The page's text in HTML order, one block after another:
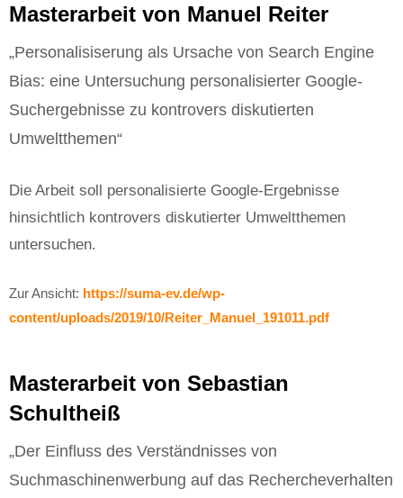
Masterarbeit von Manuel Reiter
„Personalisiserung als Ursache von Search Engine
Bias: eine Untersuchung personalisierter Google-
Suchergebnisse zu kontrovers diskutierten
Umweltthemen“
Die Arbeit soll personalisierte Google-Ergebnisse
hinsichtlich kontrovers diskutierter Umweltthemen
untersuchen.
Zur Ansicht: https://suma-ev.de/wp-
content/uploads/2019/10/Reiter_Manuel_191011.pdf
Masterarbeit von Sebastian
Schultheiß
„Der Einfluss des Verständnisses von
Suchmaschinenwerbung auf das Rechercheverhalten